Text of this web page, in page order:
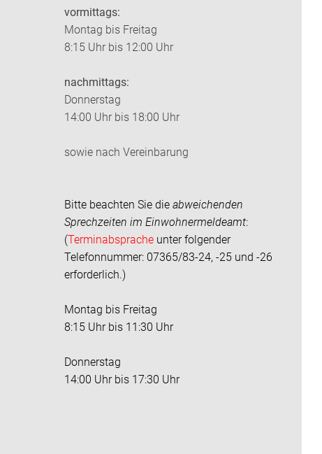
vormittags:
Montag bis Freitag
8:15 Uhr bis 12:00 Uhr
nachmittags:
Donnerstag
14:00 Uhr bis 18:00 Uhr
sowie nach Vereinbarung
Bitte beachten Sie die abweichenden
Sprechzeiten im Einwohnermeldeamt:
(Terminabsprache unter folgender
Telefonnummer: 07365/83-24, -25 und -26
erforderlich.)
Montag bis Freitag
8:15 Uhr bis 11:30 Uhr
Donnerstag
14:00 Uhr bis 17:30 Uhr